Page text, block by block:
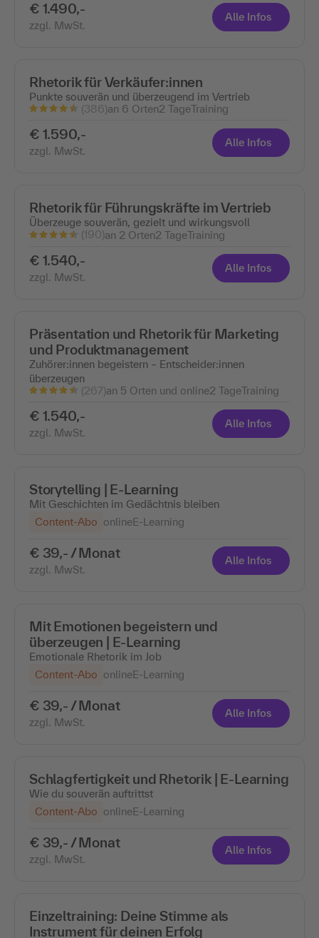
€ 1.490,-
zzgl. MwSt.
Alle Infos
Rhetorik für Verkäufer:innen
Punkte souverän und überzeugend im Vertrieb
(386)an 6 Orten2 TageTraining
€ 1.590,-
zzgl. MwSt.
Alle Infos
Rhetorik für Führungskräfte im Vertrieb
Überzeuge souverän, gezielt und wirkungsvoll
(190)an 2 Orten2 TageTraining
€ 1.540,-
zzgl. MwSt.
Alle Infos
Präsentation und Rhetorik für Marketing
und Produktmanagement
Zuhörer:innen begeistern – Entscheider:innen
überzeugen
(267)an 5 Orten und online2 TageTraining
€ 1.540,-
zzgl. MwSt.
Alle Infos
Storytelling | E-Learning
Mit Geschichten im Gedächtnis bleiben
Content-Abo onlineE-Learning
€ 39,- / Monat
zzgl. MwSt.
Alle Infos
Mit Emotionen begeistern und
überzeugen | E-Learning
Emotionale Rhetorik im Job
Content-Abo onlineE-Learning
€ 39,- / Monat
zzgl. MwSt.
Alle Infos
Schlagfertigkeit und Rhetorik | E-Learning
Wie du souverän auftrittst
Content-Abo onlineE-Learning
€ 39,- / Monat
zzgl. MwSt.
Alle Infos
Einzeltraining: Deine Stimme als
Instrument für deinen Erfolg